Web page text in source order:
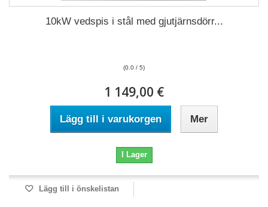
10kW vedspis i stål med gjutjärnsdörr...
(0.0 / 5)
1 149,00 €
Lägg till i varukorgen Mer
I Lager
Lägg till i önskelistan